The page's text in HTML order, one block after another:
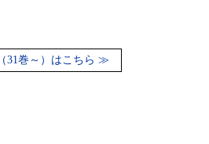
31巻～）はこちら ≫